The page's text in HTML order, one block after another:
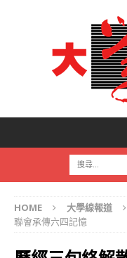
HOME 大學線報道
聯會承傳六四記憶